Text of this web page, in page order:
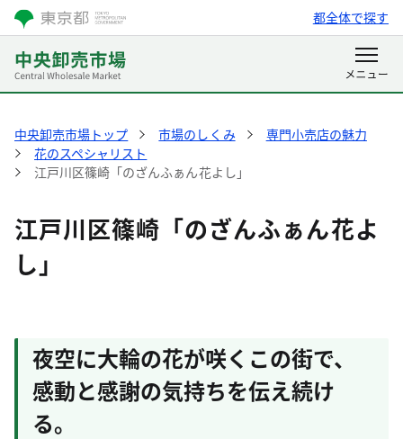
都全体で探す
中央卸売市場トップ 市場のしくみ
専門小売店の魅力
花のスペシャリスト
江戸川区篠崎「のざんふぁん花よし」
江戸川区篠崎「のざんふぁん花よ
し」
夜空に大輪の花が咲くこの街で、
感動と感謝の気持ちを伝え続け
る。